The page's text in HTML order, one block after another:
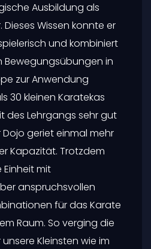
Ausbildung als
Wissen konnte er
und kombiniert
in
zur Anwendung
30 kleinen Karatekas
des Lehrgangs sehr gut
geriet einmal mehr
Kapazität. Trotzdem
mit
anspruchsvollen
für das Karate
Raum. So verging die
Kleinsten wie im